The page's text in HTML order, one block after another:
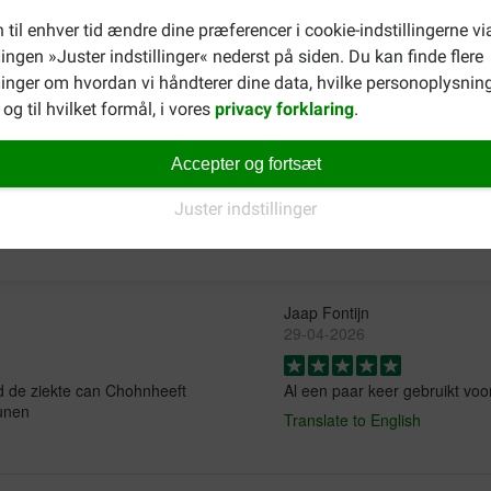
til enhver tid ændre dine præferencer i cookie-indstillingerne
»Juster indstillinger« nederst på siden. Du kan finde flere
om hvordan vi håndterer dine data, hvilke
og til hvilket formål, i vores privacy forklaring.
Accepter og fortsæt
Juster indstillinger
kan vælgeSanimal Pre & Probiotica hund og kat. For det
de ziekte can Chohnheeft
Jaap Fontijn
29-04-2026
Al een paar keer gebruikt
Translate to English